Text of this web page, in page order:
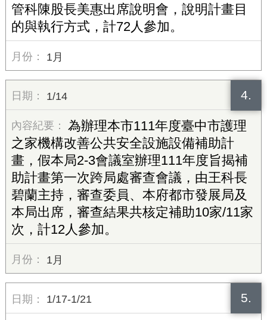
管科陳股長美惠出席說明會，說明計畫目
的與執行方式，計72人參加。
1月
4.
1/14
為辦理本市111年度臺中市護理
之家機構改善公共安全設施設備補助計
畫，假本局2-3會議室辦理111年度旨揭補
助計畫第一次跨局處審查會議，由王科長
碧蘭主持，審查委員、本府都市發展局及
本局出席，審查結果共核定補助10家/11家
次，計12人參加。
1月
5.
1/17-1/21